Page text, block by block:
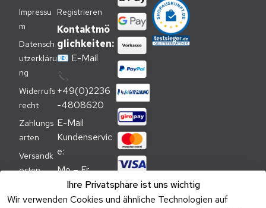
Ihre Privatsphäre ist uns wichtig
Wir verwenden Cookies und ähnliche Technologien auf
Impressu
m
Datensch
utzerkläru
ng
Widerrufs
recht
Zahlungs
arten
Versandk
osten
nweis
Registrieren
Kontaktmö
glichkeiten:
📧 E-Mail
📞
+49(0)2236
-4808620
E-Mail
Kundenservic
e:
Mo – Fr
09:00 –
17:00 Uhr